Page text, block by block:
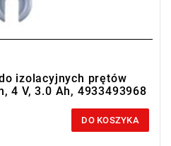
izolacyjnych prętów
4 V, 3.0 Ah, 4933493968
DO KOSZYKA